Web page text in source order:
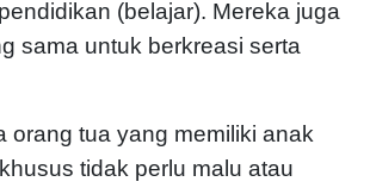
(belajar). Mereka juga
sama untuk berkreasi serta
orang tua yang memiliki anak
tidak perlu malu atau